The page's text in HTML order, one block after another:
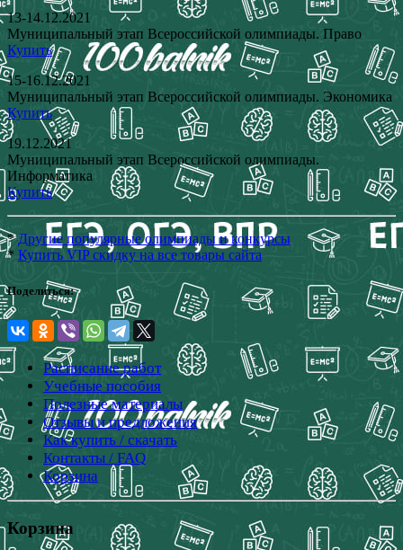
13-14.12.2021
Муниципальный этап Всероссийской олимпиады. Право
Купить
15-16.12.2021
Муниципальный этап Всероссийской олимпиады. Экономика
Купить
19.12.2021
Муниципальный этап Всероссийской олимпиады.
Информатика
Купить
*Другие популярные олимпиады и конкурсы
* Купить VIP скидку на все товары сайта
Поделиться:
Расписание работ
Учебные пособия
Полезные материалы
Отзывы и предложения
Как купить / скачать
Контакты / FAQ
Корзина
Корзина